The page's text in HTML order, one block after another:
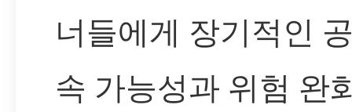
너들에게 장기적인
속 가능성과 위험 완